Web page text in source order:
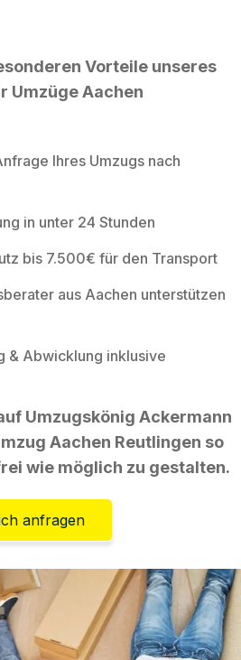
Vorteile unseres
Umzüge Aachen
Ihres Umzugs nach
in unter 24 Stunden
bis 7.500€ für den Transport
aus Aachen unterstützen
& Abwicklung inklusive
Umzugskönig Ackermann
Aachen Reutlingen so
wie möglich zu gestalten.
anfragen